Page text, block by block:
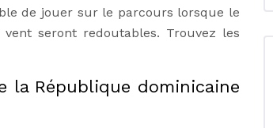
de jouer sur le parcours lorsque le
seront redoutables. Trouvez les
la République dominicaine